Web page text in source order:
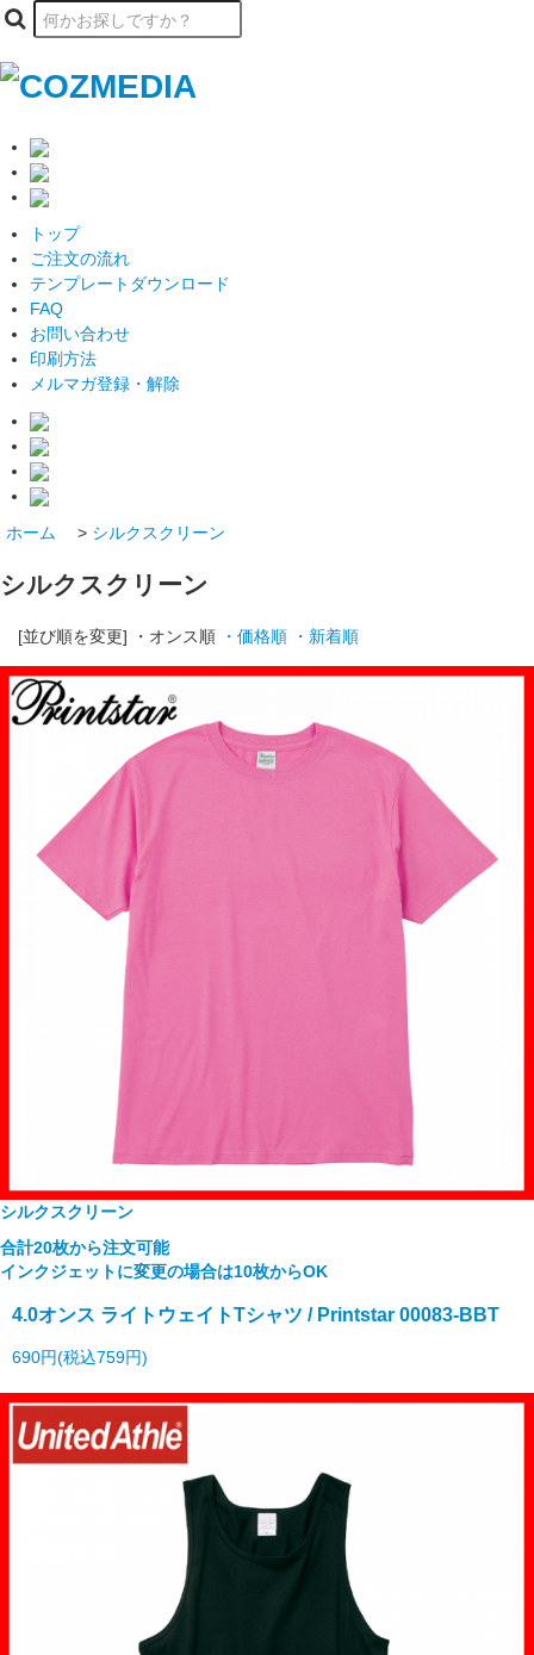
トップ
ご注文の流れ
テンプレートダウンロード
FAQ
お問い合わせ
印刷方法
メルマガ登録・解除
ホーム > シルクスクリーン
シルクスクリーン
[並び順を変更] ・オンス順 ・価格順 ・新着順
シルクスクリーン
合計20枚から注文可能
インクジェットに変更の場合は10枚からOK
4.0オンス ライトウェイトTシャツ / Printstar 00083-BBT
690円(税込759円)